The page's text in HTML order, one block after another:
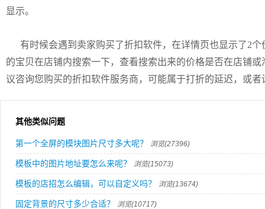
显示。
有时候会遇到卖家购买了折扣软件，在详情页也显示了2个
的宝贝在店铺内搜索一下，查看搜索出来的价格是否在店铺
议咨询您购买的折扣软件服务商，可能属于打折的延迟，或
其他类似问题
第一个全屏的模块图片尺寸多大呢？ 浏览(27396)
模板中的图片地址要怎么来呢？ 浏览(15073)
模板的店招怎么编辑，可以自定义吗？ 浏览(13674)
固定背景的尺寸多少合适？ 浏览(10717)